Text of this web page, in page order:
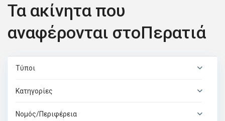
Τα ακίνητα που
αναφέρονται στοΠερατιά
Τύποι
Κατηγορίες
Νομός/Περιφέρεια